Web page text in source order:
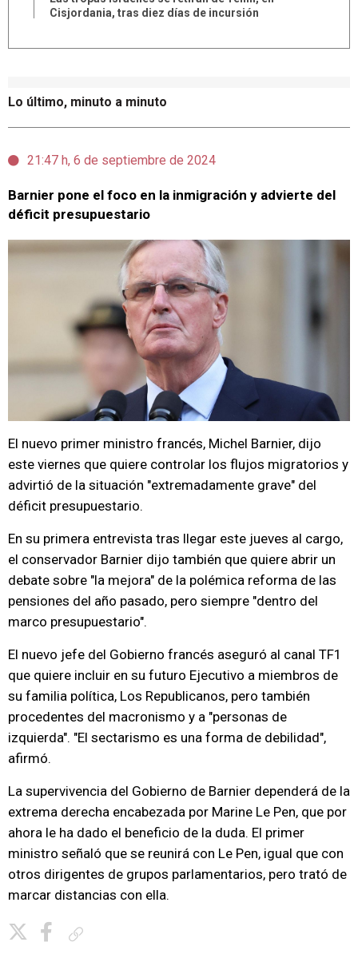
Lo último, minuto a minuto
21:47 h, 6 de septiembre de 2024
Barnier pone el foco en la inmigración y advierte del
déficit presupuestario
El nuevo primer ministro francés, Michel Barnier, dijo
este viernes que quiere controlar los flujos migratorios y
advirtió de la situación "extremadamente grave" del
déficit presupuestario.
En su primera entrevista tras llegar este jueves al cargo,
el conservador Barnier dijo también que quiere abrir un
debate sobre "la mejora" de la polémica reforma de las
pensiones del año pasado, pero siempre "dentro del
marco presupuestario".
El nuevo jefe del Gobierno francés aseguró al canal TF1
que quiere incluir en su futuro Ejecutivo a miembros de
su familia política, Los Republicanos, pero también
procedentes del macronismo y a "personas de
izquierda". "El sectarismo es una forma de debilidad",
afirmó.
La supervivencia del Gobierno de Barnier dependerá de la
extrema derecha encabezada por Marine Le Pen, que por
ahora le ha dado el beneficio de la duda. El primer
ministro señaló que se reunirá con Le Pen, igual que con
otros dirigentes de grupos parlamentarios, pero trató de
marcar distancias con ella.
Cisjordania, tras diez días de incursión